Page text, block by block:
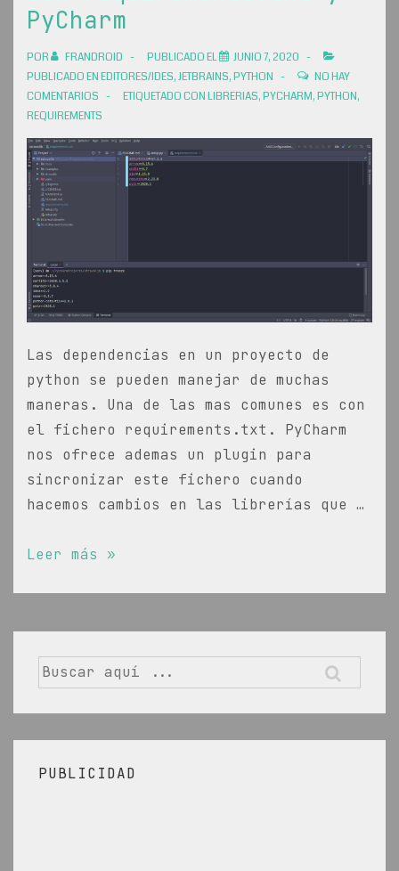
PyCharm
POR FRANDROID PUBLICADO EL
JUNIO 7, 2020
PUBLICADO ENEDITORES/IDES,JETBRAINS,PYTHON
NO HAY
COMENTARIOS
ETIQUETADO CONLIBRERIAS,PYCHARM,PYTHON,
REQUIREMENTS
Las dependencias en un proyecto de
python se pueden manejar de muchas
maneras. Una de las mas comunes es con
el fichero requirements.txt. PyCharm
nos ofrece ademas un plugin para
sincronizar este fichero cuando
hacemos cambios en las librerías que …
Como
dependencias
en
python
PyCharm
Leer más »
Buscar
por:
PUBLICIDAD